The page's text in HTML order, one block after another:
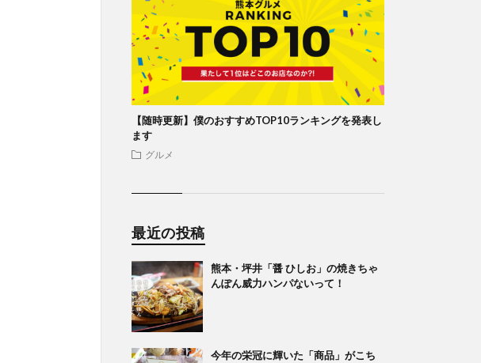
【随時更新】僕のおすすめTOP10ランキングを発表し
ます
グルメ
最近の投稿
熊本・坪井「醤 ひしお」の焼きちゃ
んぽん威力ハンパないって！
今年の栄冠に輝いた「商品」がこち